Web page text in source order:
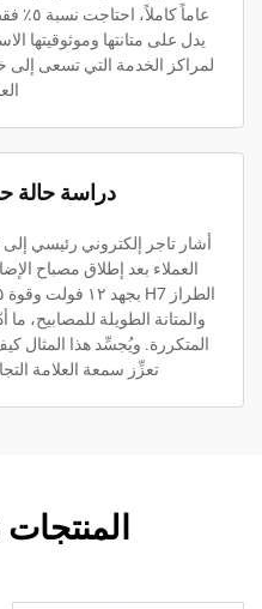
عاماً
يدل على متانتها وموثوقيتها
لمراكز الخدمة التي تسعى
دراسة حالة
العملاء بعد إطلاق مصباح
والمتانة الطويلة للمصابيح،
المتكررة. ويُجسِّد هذا المثال
تعزِّز سمعة العلامة